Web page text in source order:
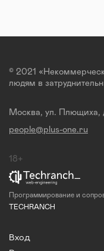
© 2021
людям в
Москва, ул. Плющиха,
people@plus-one.ru
18+
Программирование и
TECHRANCH
Вход